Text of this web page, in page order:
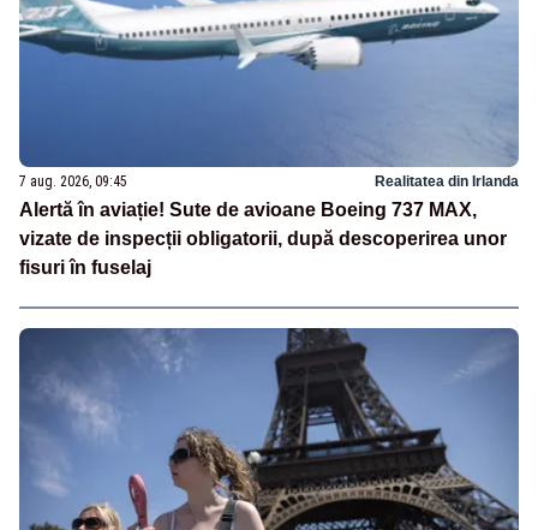
7 aug. 2026, 09:45 Realitatea din Irlanda
Alertă în aviație! Sute de avioane Boeing 737 MAX,
vizate de inspecții obligatorii, după descoperirea unor
fisuri în fuselaj